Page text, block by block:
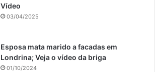
Vídeo
03/04/2025
Esposa mata marido a facadas em
Londrina; Veja o vídeo da briga
01/10/2024